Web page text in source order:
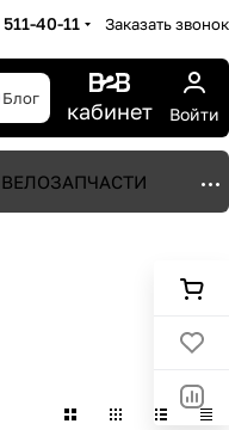
40-11 Заказать звонок
Блог кабинет Войти
ВЕЛОЗАПЧАСТИ